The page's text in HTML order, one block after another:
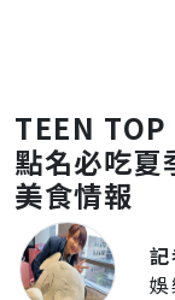
TEEN TOP
點名必吃
美食情報
娛